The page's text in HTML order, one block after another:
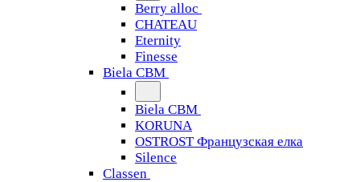
Berry alloc
CHATEAU
Eternity
Finesse
Biela CBM
Biela CBM
KORUNA
OSTROST Французская елка
Silence
Classen